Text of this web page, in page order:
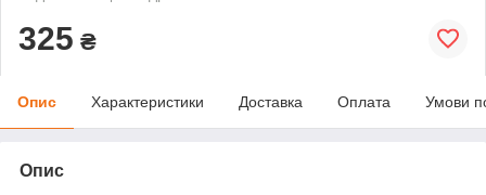
325 ₴
Опис Характеристики Доставка Оплата Умови
Опис